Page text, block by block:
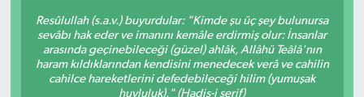
Resûlullah (s.a.v.) buyurdular: "Kimde şu üç şey bulunursa
sevâbı hak eder ve imanını kemâle erdirmiş olur: İnsanlar
arasında geçinebileceği (güzel) ahlâk, Allâhü Teâlâ'nın
haram kıldıklarından kendisini menedecek verâ ve cahilin
cahilce hareketlerini defedebileceği hilim (yumuşak
huyluluk)." (Hadis-i şerif)
KÜLTÜR-SANAT
Magazin